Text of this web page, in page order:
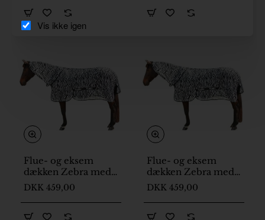
Vis ikke igen
Flue- og eksem
dækken Zebra med
halssektion str 135
DKK 459,00
Flue- og eksem
dækken Zebra med
halssektion str 155
DKK 459,00